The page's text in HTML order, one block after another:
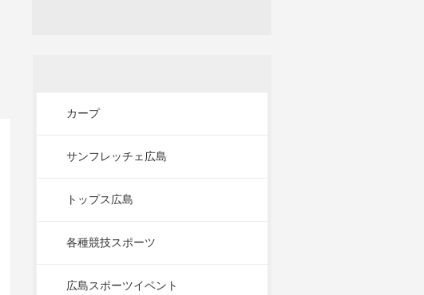
カープ
サンフレッチェ広島
トップス広島
各種競技スポーツ
広島スポーツイベント